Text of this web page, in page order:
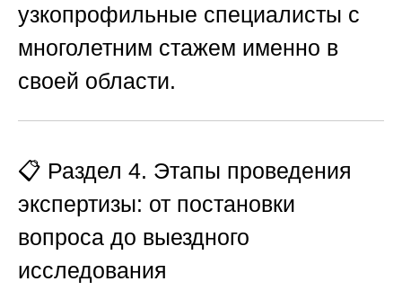
узкопрофильные специалисты с
многолетним стажем именно в
своей области.
📋 Раздел 4. Этапы проведения
экспертизы: от постановки
вопроса до выездного
исследования